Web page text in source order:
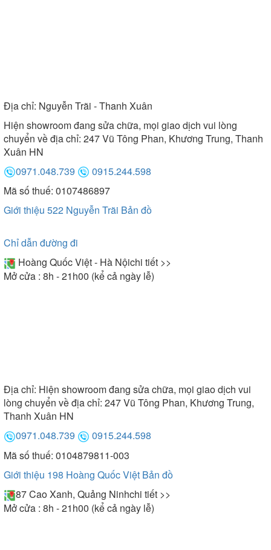
Địa chỉ: Nguyễn Trãi - Thanh Xuân
Hiện showroom đang sửa chữa, mọi giao dịch vui lòng
chuyển về địa chỉ: 247 Vũ Tông Phan, Khương Trung, Thanh
Xuân HN
0971.048.739
0915.244.598
Mã số thuế: 0107486897
Giới thiệu 522 Nguyễn Trãi Bản đồ
Chỉ dẫn đường đi
Hoàng Quốc Việt - Hà Nộichi tiết >>
Mở cửa : 8h - 21h00 (kể cả ngày lễ)
Địa chỉ: Hiện showroom đang sửa chữa, mọi giao dịch vui
lòng chuyển về địa chỉ: 247 Vũ Tông Phan, Khương Trung,
Thanh Xuân HN
0971.048.739
0915.244.598
Mã số thuế: 0104879811-003
Giới thiệu 198 Hoàng Quốc Việt Bản đồ
87 Cao Xanh, Quảng Ninhchi tiết >>
Mở cửa : 8h - 21h00 (kể cả ngày lễ)